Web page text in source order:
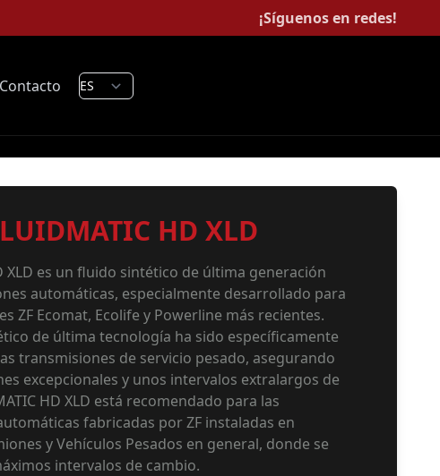
¡Síguenos en redes!
Contacto
HD XLD
XLD es un fluido sintético de última generación
automáticas, especialmente desarrollado para
ZF Ecomat, Ecolife y Powerline más recientes.
de última tecnología ha sido específicamente
transmisiones de servicio pesado, asegurando
excepcionales y unos intervalos extralargos de
HD XLD está recomendado para las
fabricadas por ZF instaladas en
y Vehículos Pesados en general, donde se
intervalos de cambio.